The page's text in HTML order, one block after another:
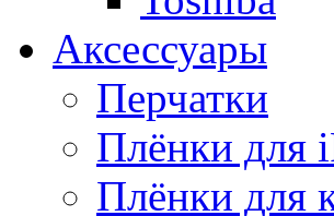
Аксессуары
Перчатки
Плёнки для
Плёнки для